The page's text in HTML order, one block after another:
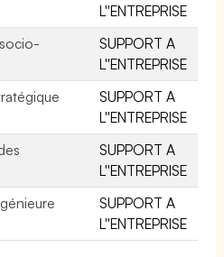
L''ENTREPRISE
SUPPORT A
L''ENTREPRISE
SUPPORT A
L''ENTREPRISE
SUPPORT A
L''ENTREPRISE
SUPPORT A
L''ENTREPRISE